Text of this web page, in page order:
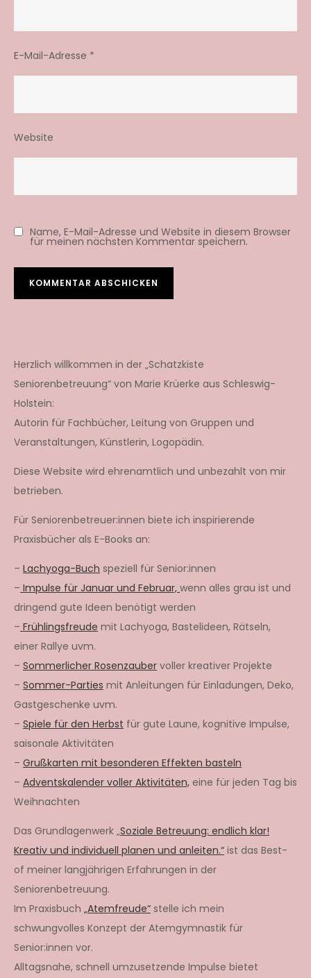
E-Mail-Adresse *
Website
Name, E-Mail-Adresse und Website in diesem Browser
für meinen nächsten Kommentar speichern.
Herzlich willkommen in der „Schatzkiste
Seniorenbetreuung“ von Marie Krüerke aus Schleswig-
Holstein:
Autorin für Fachbücher, Leitung von Gruppen und
Veranstaltungen, Künstlerin, Logopädin.
Diese Website wird ehrenamtlich und unbezahlt von mir
betrieben.
Für Seniorenbetreuer:innen biete ich inspirierende
Praxisbücher als E-Books an:
– Lachyoga-Buch speziell für Senior:innen
– Impulse für Januar und Februar, wenn alles grau ist und
dringend gute Ideen benötigt werden
– Frühlingsfreude mit Lachyoga, Bastelideen, Rätseln,
einer Rallye uvm.
– Sommerlicher Rosenzauber voller kreativer Projekte
– Sommer-Parties mit Anleitungen für Einladungen, Deko,
Gastgeschenke uvm.
– Spiele für den Herbst für gute Laune, kognitive Impulse,
saisonale Aktivitäten
– Grußkarten mit besonderen Effekten basteln
– Adventskalender voller Aktivitäten, eine für jeden Tag bis
Weihnachten
Das Grundlagenwerk „Soziale Betreuung: endlich klar!
Kreativ und individuell planen und anleiten.“ ist das Best-
of meiner langjährigen Erfahrungen in der
Seniorenbetreuung.
Im Praxisbuch „Atemfreude“ stelle ich mein
schwungvolles Konzept der Atemgymnastik für
Senior:innen vor.
Alltagsnahe, schnell umzusetzende Impulse bietet